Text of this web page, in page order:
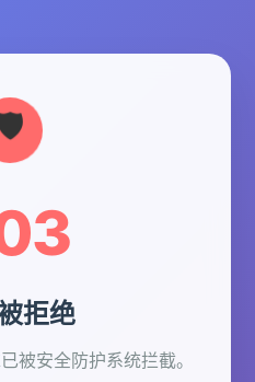
拒绝
被安全防护系统拦截。